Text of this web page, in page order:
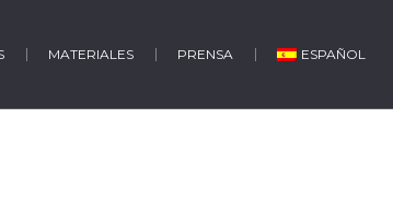
MATERIALES PRENSA ESPAÑOL